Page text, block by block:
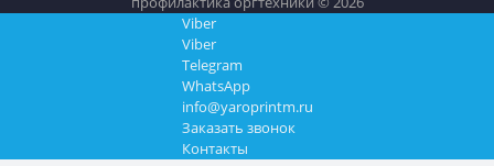
Viber
Viber
Telegram
WhatsApp
info@yaroprintm.ru
Заказать звонок
Контакты